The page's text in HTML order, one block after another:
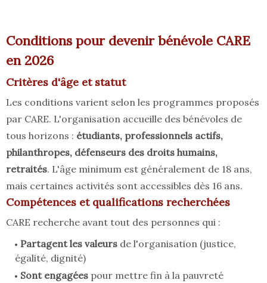
Conditions pour devenir bénévole CARE
en 2026
Critères d'âge et statut
Les conditions varient selon les programmes proposés
par CARE. L'organisation accueille des bénévoles de
tous horizons : étudiants, professionnels actifs,
philanthropes, défenseurs des droits humains,
retraités. L'âge minimum est généralement de 18 ans,
mais certaines activités sont accessibles dès 16 ans.
Compétences et qualifications recherchées
CARE recherche avant tout des personnes qui :
Partagent les valeurs de l'organisation (justice,
égalité, dignité)
Sont engagées pour mettre fin à la pauvreté